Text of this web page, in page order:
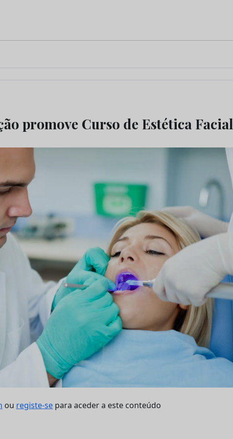
promove Curso de Estética Facial
ou registe-se para aceder a este conteúdo